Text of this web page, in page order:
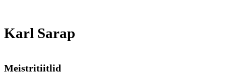
Karl Sarap
Meistritiitlid